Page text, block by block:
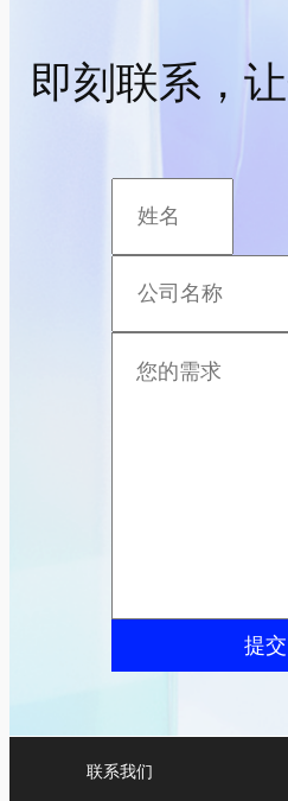
即刻联系，
提交
联系我们